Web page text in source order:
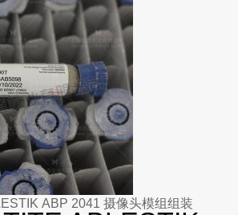
ABP 2041 摄像头模组组装